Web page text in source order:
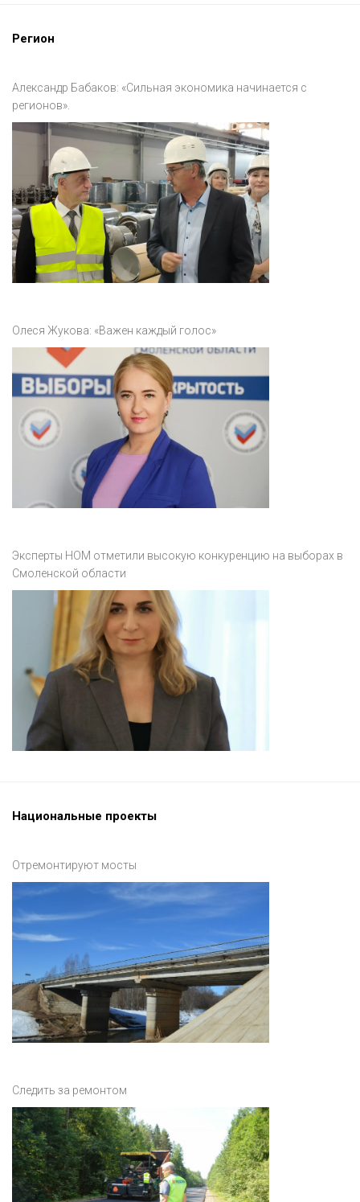
Регион
Александр Бабаков: «Сильная экономика начинается с
регионов».
Олеся Жукова: «Важен каждый голос»
Эксперты НОМ отметили высокую конкуренцию на выборах в
Смоленской области
Национальные проекты
Отремонтируют мосты
Следить за ремонтом